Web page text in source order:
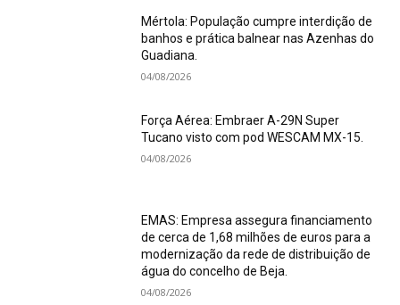
Mértola: População cumpre interdição de
banhos e prática balnear nas Azenhas do
Guadiana.
04/08/2026
Força Aérea: Embraer A-29N Super
Tucano visto com pod WESCAM MX-15.
04/08/2026
EMAS: Empresa assegura financiamento
de cerca de 1,68 milhões de euros para a
modernização da rede de distribuição de
água do concelho de Beja.
04/08/2026